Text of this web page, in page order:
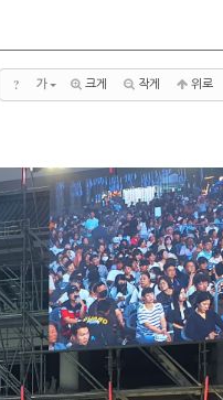
? 가 크게 작게 위로